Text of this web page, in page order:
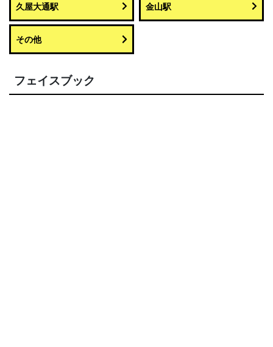
久屋大通駅 金山駅
その他
フェイスブック